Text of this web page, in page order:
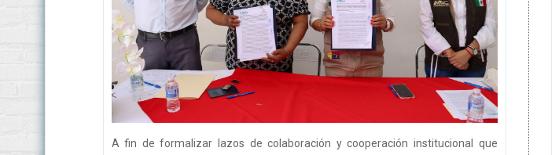
A fin de formalizar lazos de colaboración y cooperación institucional que